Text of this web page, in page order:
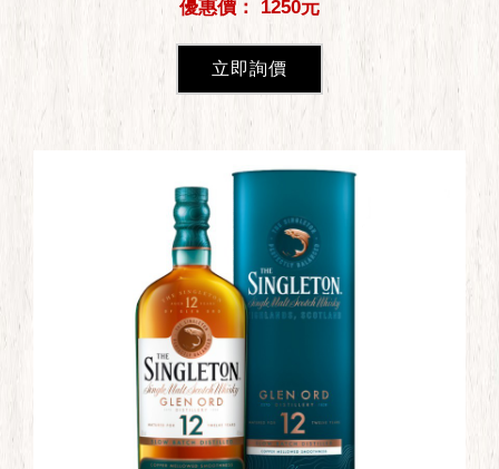
優惠價： 1250元
立即詢價